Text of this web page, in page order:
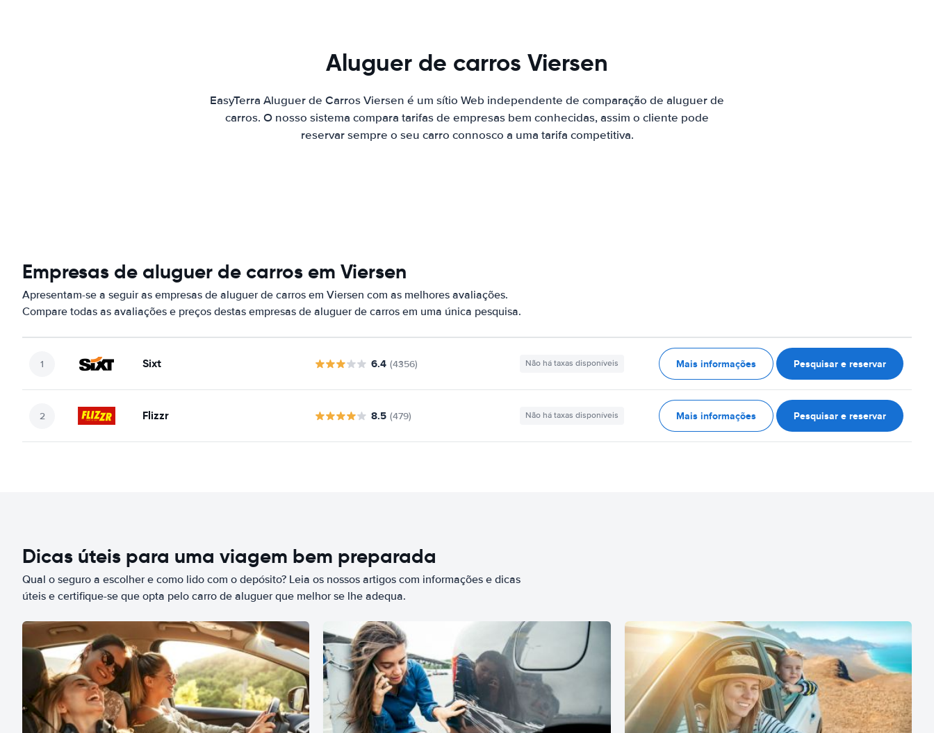
Aluguer de carros Viersen
EasyTerra Aluguer de Carros Viersen é um sítio Web independente de comparação de aluguer de
carros. O nosso sistema compara tarifas de empresas bem conhecidas, assim o cliente pode
reservar sempre o seu carro connosco a uma tarifa competitiva.
Empresas de aluguer de carros em Viersen
Apresentam-se a seguir as empresas de aluguer de carros em Viersen com as melhores avaliações.
Compare todas as avaliações e preços destas empresas de aluguer de carros em uma única pesquisa.
Sixt 6.4 (4356) Não há taxas disponíveis Mais informações Pesquisar e reservar
Flizzr 8.5 (479) Não há taxas disponíveis Mais informações Pesquisar e reservar
Dicas úteis para uma viagem bem preparada
Qual o seguro a escolher e como lido com o depósito? Leia os nossos artigos com informações e dicas
úteis e certifique-se que opta pelo carro de aluguer que melhor se lhe adequa.